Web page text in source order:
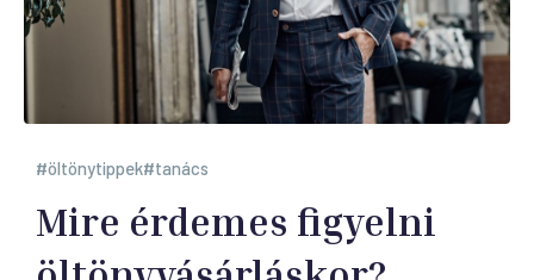
öltönytippek tanács
Mire érdemes figyelni